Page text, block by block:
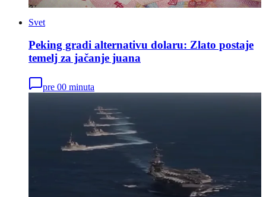
Svet
Peking gradi alternativu dolaru: Zlato postaje
temelj za jačanje juana
pre 00 minuta